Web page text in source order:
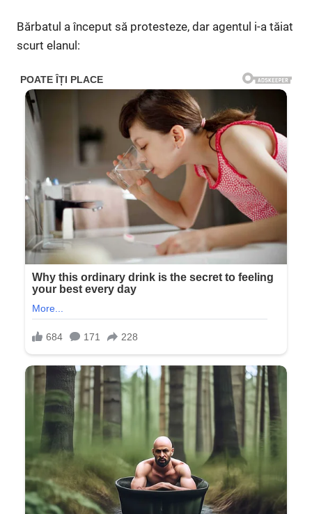
Bărbatul a început să protesteze, dar agentul i-a tăiat
scurt elanul: